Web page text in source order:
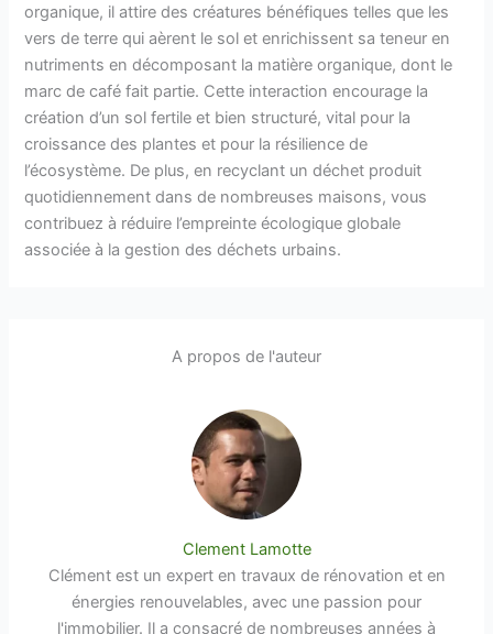
organique, il attire des créatures bénéfiques telles que les
vers de terre qui aèrent le sol et enrichissent sa teneur en
nutriments en décomposant la matière organique, dont le
marc de café fait partie. Cette interaction encourage la
création d’un sol fertile et bien structuré, vital pour la
croissance des plantes et pour la résilience de
l’écosystème. De plus, en recyclant un déchet produit
quotidiennement dans de nombreuses maisons, vous
contribuez à réduire l’empreinte écologique globale
associée à la gestion des déchets urbains.
A propos de l'auteur
Clement Lamotte
Clément est un expert en travaux de rénovation et en
énergies renouvelables, avec une passion pour
l'immobilier. Il a consacré de nombreuses années à